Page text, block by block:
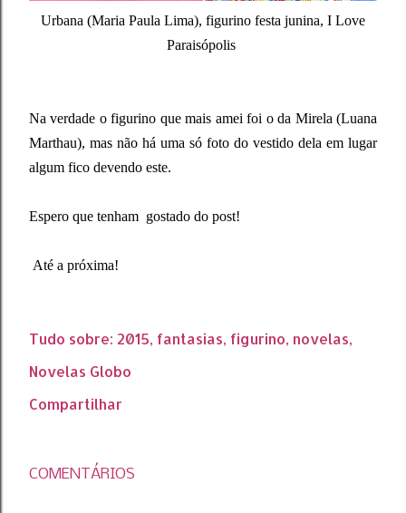
Urbana (Maria Paula Lima), figurino festa junina, I Love
Paraisópolis
Na verdade o figurino que mais amei foi o da Mirela (Luana
Marthau), mas não há uma só foto do vestido dela em lugar
algum fico devendo este.
Espero que tenham gostado do post!
Até a próxima!
Tudo sobre: 2015 fantasias figurino novelas
Novelas Globo
Compartilhar
COMENTÁRIOS